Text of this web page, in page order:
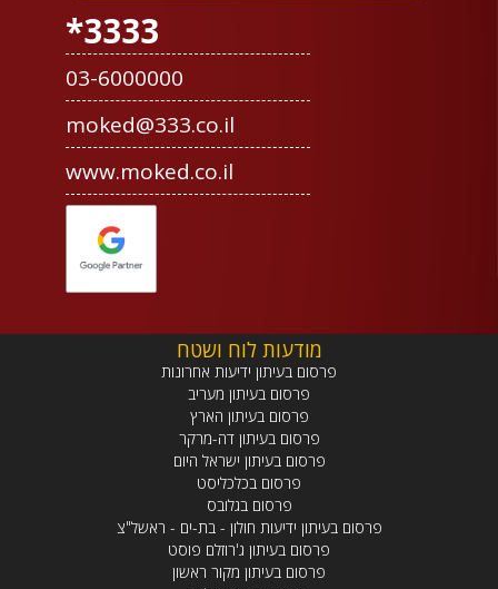
3333*
03-6000000
moked@333.co.il
www.moked.co.il
מודעות לוח ושטח
פרסום בעיתון ידיעות אחרונות
פרסום בעיתון מעריב
פרסום בעיתון הארץ
פרסום בעיתון דה-מרקר
פרסום בעיתון ישראל היום
פרסום בכלכליסט
פרסום בגלובס
פרסום בעיתון ידיעות חולון - בת-ים - ראשל"צ
פרסום בעיתון ג'רוזלם פוסט
פרסום בעיתון מקור ראשון